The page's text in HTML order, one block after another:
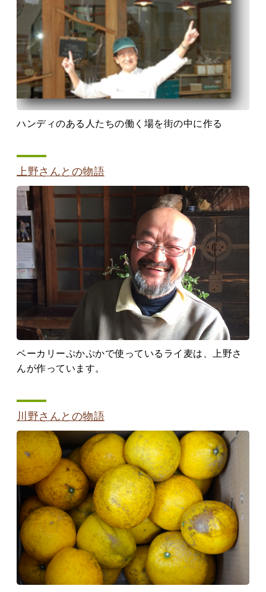
ハンディのある人たちの働く場を街の中に作る
上野さんとの物語
ベーカリーぷかぷかで使っているライ麦は、上野さ
んが作っています。
川野さんとの物語